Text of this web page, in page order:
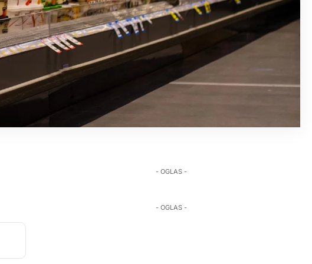
- OGLAS -
- OGLAS -